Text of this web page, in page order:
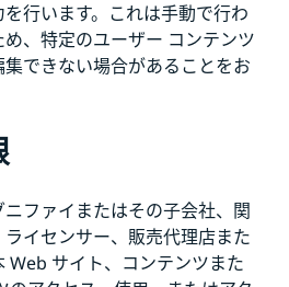
行います。これは手動で行わ
、特定のユーザー コンテンツ
できない場合があることをお
ファイまたはその子会社、関
イセンサー、販売代理店また
Web サイト、コンテンツまた